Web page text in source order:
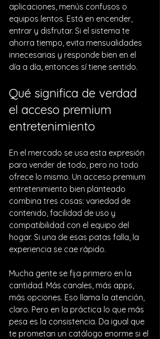
aplicaciones, menús confusos o
equipos lentos. Está en encender,
entrar y disfrutar. Si el sistema te
ahorra tiempo, evita mensualidades
innecesarias y responde bien en el
día a día, entonces sí tiene sentido.
Qué significa de verdad
el acceso premium
entretenimiento
En el mercado se usa esta expresión
para vender de todo, pero no todo
ofrece lo mismo. Un acceso premium
entretenimiento bien planteado
combina tres cosas: variedad de
contenido, facilidad de uso y
compatibilidad con el equipo del
hogar. Si una de esas patas falla, la
experiencia se cae rápido.
Mucha gente se fija primero en la
cantidad. Más canales, más apps,
más opciones. Eso llama la atención,
claro. Pero en la práctica lo que más
pesa es la consistencia. Da igual que
te prometan un catálogo enorme si el